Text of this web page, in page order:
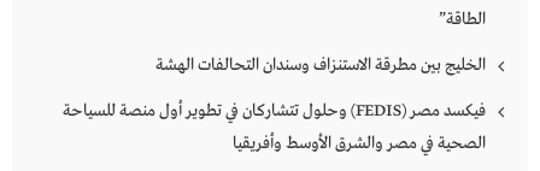
الطاقة”
الخليج بين مطرقة الاستنزاف وسندان التحالفات الهشة
فيكسد مصر (FEDIS) وحلول تتشاركان في تطوير أول منصة للسياحة
الصحية في مصر والشرق الأوسط وأفريقيا